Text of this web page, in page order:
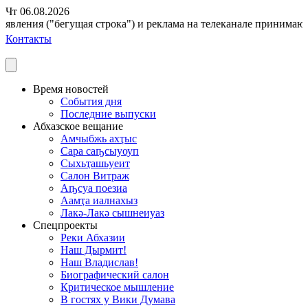
Чт 06.08.2026
("бегущая строка") и реклама на телеканале
Контакты
Время новостей
События дня
Последние выпуски
Абхазское вещание
Амчыбжь ахҭыс
Сара саҧсыуоуп
Сыхьҭашьуеит
Салон Витраж
Аҧсуа поезиа
Аамҭа иалнахыз
Лакә-Лакә сышнеиуаз
Спецпроекты
Реки Абхазии
Наш Дырмит!
Наш Владислав!
Биографический салон
Критическое мышление
В гостях у Вики Думава